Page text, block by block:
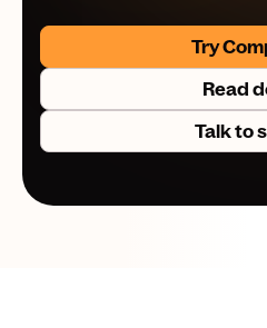
Try
Read
Talk to